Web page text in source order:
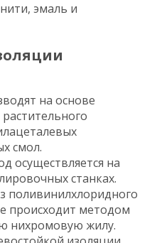
эмаль и
на основе
смол.
осуществляется на
станках.
поливинилхлоридного
происходит методом
нихромовую жилу.